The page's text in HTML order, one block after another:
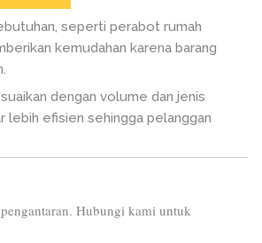
seperti perabot rumah
kemudahan karena barang
dengan volume dan jenis
lebih efisien sehingga pelanggan
Hubungi kami untuk